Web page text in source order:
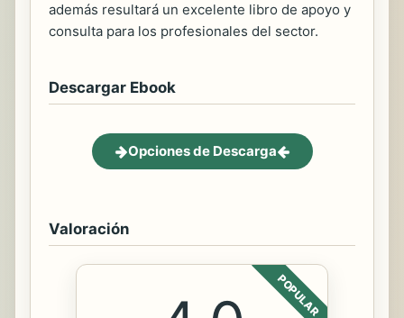
además resultará un excelente libro de apoyo y
consulta para los profesionales del sector.
Descargar Ebook
Opciones de Descarga
Valoración
POPULAR